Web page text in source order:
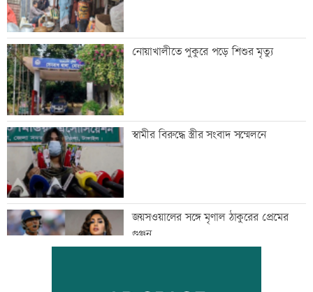
নোয়াখালীতে পুকুরে পড়ে শিশুর মৃত্যু
স্বামীর বিরুদ্ধে স্ত্রীর সংবাদ সম্মেলনে
জয়সওয়ালের সঙ্গে মৃণাল ঠাকুরের প্রেমের
গুঞ্জন